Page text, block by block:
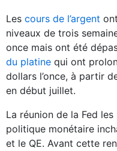
Les cours de l’argent
niveaux de trois
once mais ont été
du platine qui ont
dollars l’once, à partir
en début juillet.
La réunion de la Fed
politique monétaire
et le QE. Avant cette